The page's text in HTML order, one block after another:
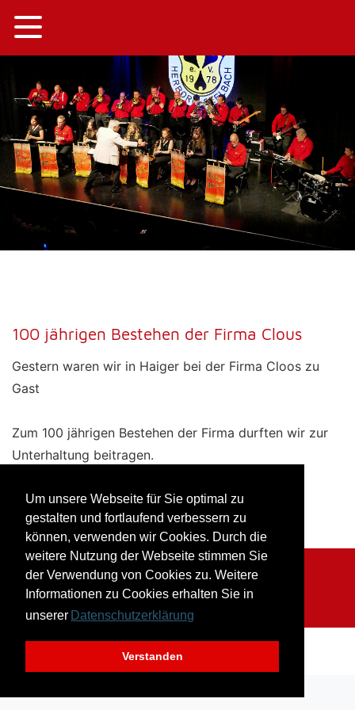
Um unsere Webseite für Sie optimal zu
gestalten und fortlaufend verbessern zu
können, verwenden wir Cookies. Durch die
weitere Nutzung der Webseite stimmen Sie
der Verwendung von Cookies zu. Weitere
Informationen zu Cookies erhalten Sie in
unserer Datenschutzerklärung
Verstanden
Suchfunktion
100 jährigen Bestehen der Firma Clous
Gestern waren wir in Haiger bei der Firma Cloos zu
Gast
Zum 100 jährigen Bestehen der Firma durften wir zur
Unterhaltung beitragen.
Impressum Datenschutz
© Musikverein Herborn-Seelbach